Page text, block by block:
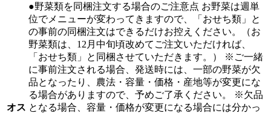
オス
●野菜類を同梱注文する場合のご注意点 お野菜は週単
位でメニューが変わってきますので、「おせち類」と
の事前の同梱注文はできるだけお控えください。（お
野菜類は、12月中旬頃改めてご注文いただければ、
「おせち類」と同梱させていただきます。） ※ご一緒
に事前注文される場合、発送時には、一部の野菜が欠
品となったり、農法・容量・価格・産地等が変更にな
る場合がありますので、予めご了承ください。 ※欠品
となる場合、容量・価格が変更になる場合には分かっ